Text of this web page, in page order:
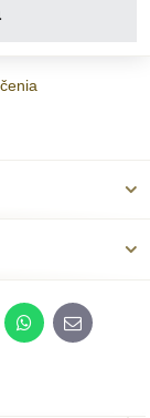
WhatsApp
E-
mail